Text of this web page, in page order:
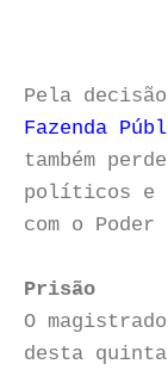
Pela
Fazenda
também
políticos e
com o
Prisão
O
desta